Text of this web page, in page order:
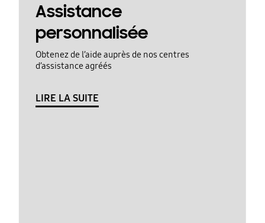
Assistance
personnalisée
Obtenez de l’aide auprès de nos centres
d’assistance agréés
LIRE LA SUITE